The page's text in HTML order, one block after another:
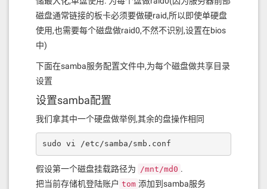
磁盘通常链接的板卡必须要做硬raid,所以即使单硬盘
使用,也需要每个磁盘做raid0,不然不识别,设置在bios
中)
下面在samba服务配置文件中,为每个磁盘做共享目录
设置
设置samba配置
我们拿其中一个硬盘做举例,其余的盘操作相同
sudo vi /etc/samba/smb.conf
假设第一个磁盘挂载路径为 /mnt/md0 .
把当前存储机登陆账户 tom 添加到samba服务